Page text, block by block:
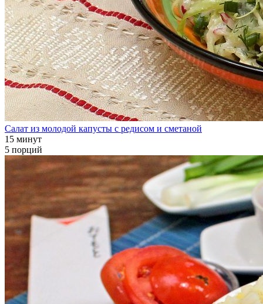
Салат из молодой капусты с редисом и сметаной
15 минут
5 порций